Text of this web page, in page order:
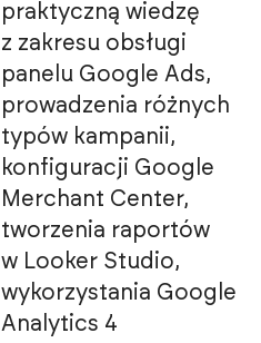
praktyczną wiedzę
z zakresu obsługi
panelu Google Ads,
prowadzenia różnych
typów kampanii,
konfiguracji Google
Merchant Center,
tworzenia raportów
w Looker Studio,
wykorzystania Google
Analytics 4